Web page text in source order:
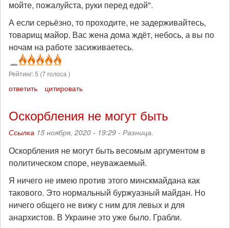
мойте, пожалуйста, руки перед едой".
А если серьёзно, то проходите, не задерживайтесь,
товарищ майор. Вас жена дома ждёт, небось, а вы по
ночам на работе засиживаетесь.
Рейтинг:5 (7голоса )
ответить цитировать
Оскорбления не могут быть
Ссылка 15 ноября, 2020 - 19:29 - Разница.
Оскорбления не могут быть весомым аргументом в
политическом споре, неуважаемый.
Я ничего не имею против этого минскмайдана как
такового. Это нормальный буржуазный майдан. Но
ничего общего не вижу с ним для левых и для
анархистов. В Украине это уже было. Грабли.